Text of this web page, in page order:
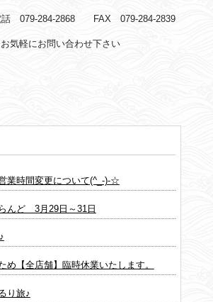
079-284-2868 FAX 079-284-2839
気軽にお問い合わせ下さい
業時間変更について(^_-)-☆
んど 3月29日～31日
め【全店舗】臨時休業いたします。
り旅♪